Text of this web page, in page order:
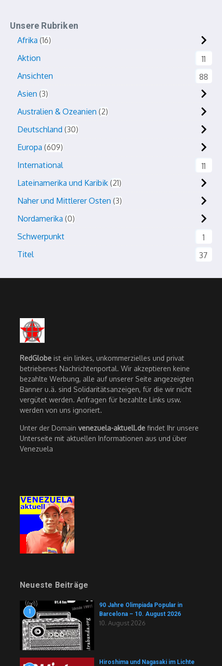
Unsere Rubriken
Afrika 16
Aktion
11
Ansichten
88
Asien 3
Australien & Ozeanien 2
Deutschland 30
Europa 609
International
11
Lateinamerika und Karibik 21
Naher und Mittlerer Osten 3
Nordamerika 0
Schwerpunkt
1
Titel
37
RedGlobe ist ein linkes, unkommerzielles und privat
betriebenes Nachrichtenportal. Wir akzeptieren keine
bezahlte Werbung, alle auf unserer Seite angezeigten
Banner u.ä. sind Solidaritätsanzeigen, für die wir nicht
vergütet werden. Anfragen für bezahlte Links usw.
werden von uns ignoriert.
Unter der Domain venezuela-aktuell.de findet Ihr unsere
Unterseite mit aktuellen Informationen aus und über
Venezuela
Neueste Beiträge
1
90 Jahre Olimpiada Popular in
Barcelona – 10. August 2026
10. August 2026
Hiroshima und Nagasaki im Lichte